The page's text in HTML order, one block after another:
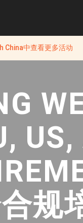
China中查看更多活动
规